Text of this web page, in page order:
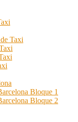
Taxi
Bloque 1
Bloque 2